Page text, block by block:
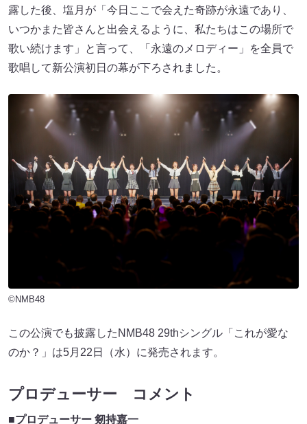
露した後、塩月が「今日ここで会えた奇跡が永遠であり、
いつかまた皆さんと出会えるように、私たちはこの場所で
歌い続けます」と言って、「永遠のメロディー」を全員で
歌唱して新公演初日の幕が下ろされました。
©NMB48
この公演でも披露したNMB48 29thシングル「これが愛な
のか？」は5月22日（水）に発売されます。
プロデューサー コメント
■プロデューサー 剱持嘉一